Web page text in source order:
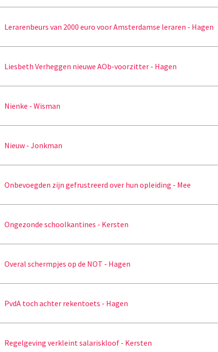
Lerarenbeurs van 2000 euro voor Amsterdamse leraren - Hagen
Liesbeth Verheggen nieuwe AOb-voorzitter - Hagen
Nienke - Wisman
Nieuw - Jonkman
Onbevoegden zijn gefrustreerd over hun opleiding - Mee
Ongezonde schoolkantines - Kersten
Overal schermpjes op de NOT - Hagen
PvdA toch achter rekentoets - Hagen
Regelgeving verkleint salariskloof - Kersten